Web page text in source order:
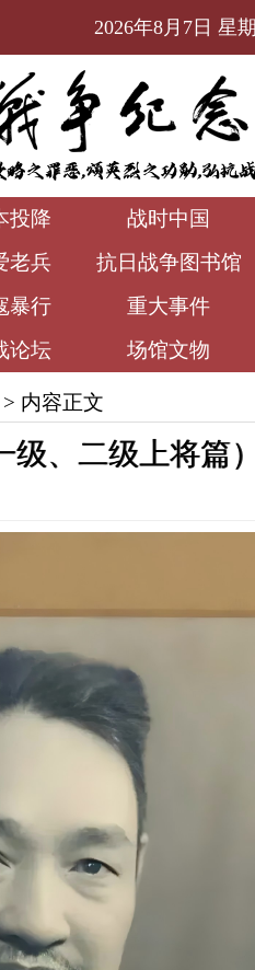
2026年8月7日 星
投降
战时中国
老兵
抗日战争图书馆
暴行
重大事件
论坛 场馆文物
内容正文
级、二级上将篇